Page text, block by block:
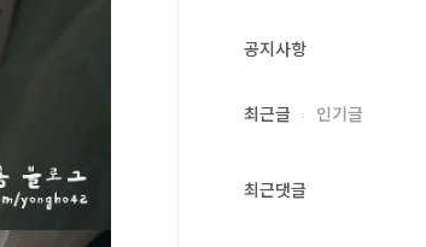
공지사항
최근글 인기글
최근댓글